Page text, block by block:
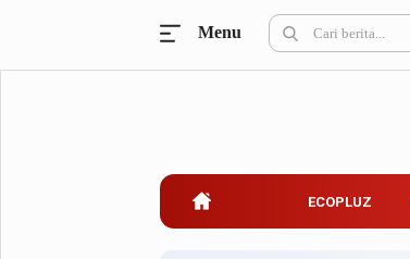
Belanja
Kuliner
Menu
ECOPLUZ